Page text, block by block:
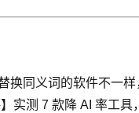
换同义词的软件不一
实测 7 款降 AI 率工